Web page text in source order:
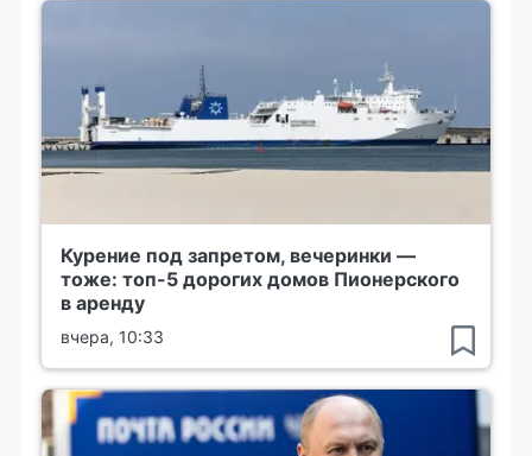
Курение под запретом, вечеринки —
тоже: топ-5 дорогих домов Пионерского
в аренду
вчера, 10:33